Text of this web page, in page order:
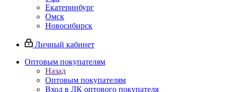
Екатеринбург
Омск
Новосибирск
Личный кабинет
Оптовым покупателям
Назад
Оптовым покупателям
Вход в ЛК оптового покупателя